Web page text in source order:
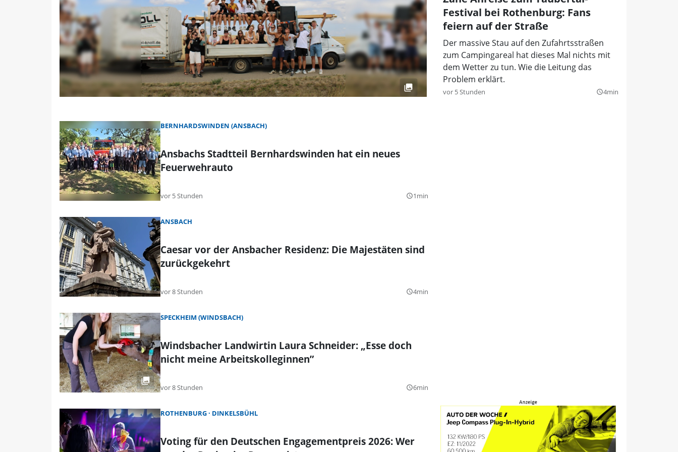
Festival bei Rothenburg: Fans
feiern auf der Straße
Der massive Stau auf den Zufahrtsstraßen
zum Campingareal hat dieses Mal nichts mit
dem Wetter zu tun. Wie die Leitung das
Problem erklärt.
vor 5 Stunden query_builder4min
BERNHARDSWINDEN (ANSBACH)
Ansbachs Stadtteil Bernhardswinden hat ein neues
Feuerwehrauto
vor 5 Stunden query_builder1min
ANSBACH
Caesar vor der Ansbacher Residenz: Die Majestäten sind
zurückgekehrt
vor 8 Stunden query_builder4min
SPECKHEIM (WINDSBACH)
Windsbacher Landwirtin Laura Schneider: „Esse doch
nicht meine Arbeitskolleginnen”
vor 8 Stunden query_builder6min
ROTHENBURG DINKELSBÜHL
Voting für den Deutschen Engagementpreis 2026: Wer